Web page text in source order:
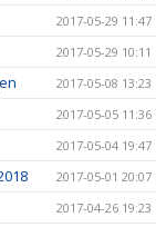
2017-05-29 11:47
2017-05-29 10:11
2017-05-08 13:23
2017-05-05 11:36
2017-05-04 19:47
2017-05-01 20:07
2017-04-26 19:23